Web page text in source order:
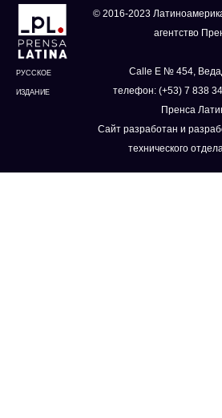
РУССКОЕ
ИЗДАНИЕ
© 2016-2023
агентство
Calle E № 454,
телефон: (+53) 7 838
Пренса
Сайт разработан и
технического